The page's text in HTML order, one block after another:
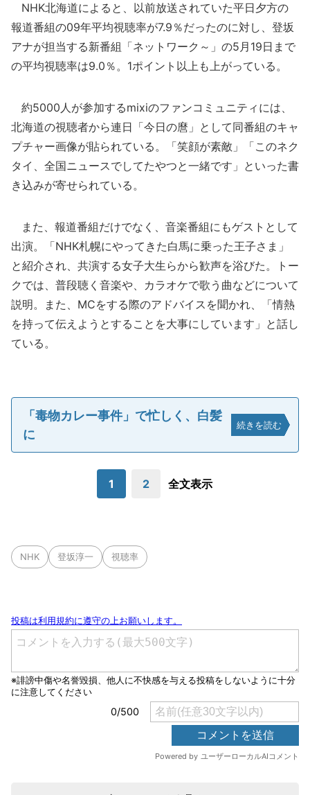
NHK北海道によると、以前放送されていた平日夕方の
報道番組の09年平均視聴率が7.9％だったのに対し、登坂
アナが担当する新番組「ネットワーク～」の5月19日まで
の平均視聴率は9.0％。1ポイント以上も上がっている。
約5000人が参加するmixiのファンコミュニティには、
北海道の視聴者から連日「今日の麿」として同番組のキャ
プチャー画像が貼られている。「笑顔が素敵」「このネク
タイ、全国ニュースでしてたやつと一緒です」といった書
き込みが寄せられている。
また、報道番組だけでなく、音楽番組にもゲストとして
出演。「NHK札幌にやってきた白馬に乗った王子さま」
と紹介され、共演する女子大生らから歓声を浴びた。トー
クでは、普段聴く音楽や、カラオケで歌う曲などについて
説明。また、MCをする際のアドバイスを聞かれ、「情熱
を持って伝えようとすることを大事にしています」と話し
ている。
「毒物カレー事件」で忙しく、白髪
に
続きを読む
1 2 全文表示
NHK 登坂淳一 視聴率